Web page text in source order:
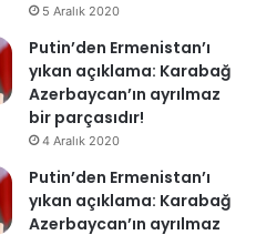
5 Aralık 2020
Putin’den Ermenistan’ı
yıkan açıklama: Karabağ
Azerbaycan’ın ayrılmaz
bir parçasıdır!
4 Aralık 2020
Putin’den Ermenistan’ı
yıkan açıklama: Karabağ
Azerbaycan’ın ayrılmaz